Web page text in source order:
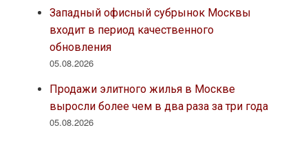
Западный офисный субрынок Москвы
входит в период качественного
обновления
05.08.2026
Продажи элитного жилья в Москве
выросли более чем в два раза за три года
05.08.2026